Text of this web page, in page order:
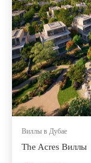
Виллы в Дубае
The Acres Виллы